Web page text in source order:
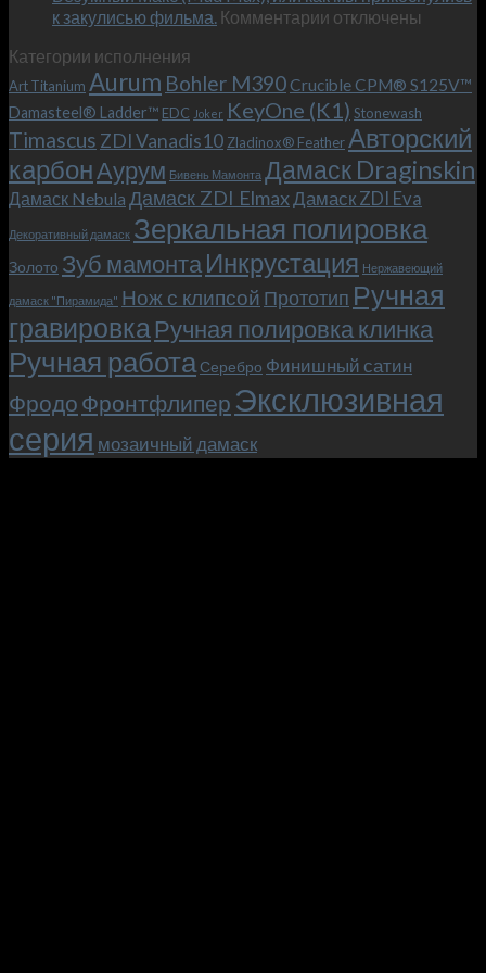
Теперь
и
клипсой!
к закулисью фильма. Комментарии к
Макс
(Mad
Max),
или
как
мы
прикоснулись
к
фильма.
отключены
Категории исполнения
Art Titanium Aurum Bohler M390Crucible CPM® S125V™
Damasteel® Ladder™ EDC Joker KeyOne (K1) Stonewash
Timascus ZDI Vanadis10 Zladinox® FeatherАвторский
карбонАурум Бивень Мамонта Дамаск Draginskin
Дамаск Nebula Дамаск ZDI Elmax Дамаск ZDI Eva
Декоративный дамаск Зеркальная полировка
Золото Зуб мамонтаИнкрустация Нержавеющий
дамаск "Пирамида" Нож с клипсой Прототип Ручная
гравировкаРучная полировка клинка
Ручная работа Серебро Финишный сатин
Фродо Фронтфлипер Эксклюзивная
серия мозаичный дамаск